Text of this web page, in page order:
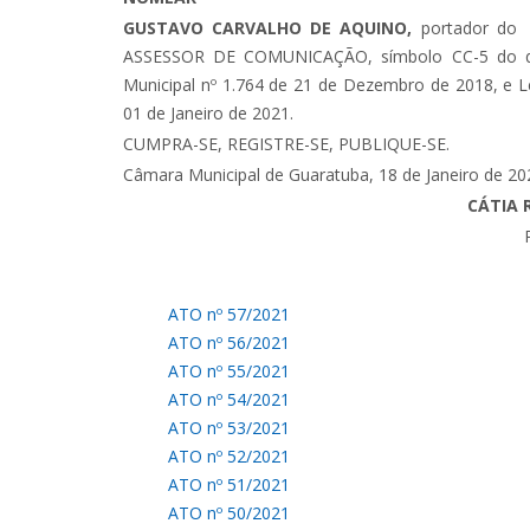
GUSTAVO CARVALHO DE AQUINO, portador do
ASSESSOR DE COMUNICAÇÃO, símbolo CC-5
Municipal nº 1.764 de 21 de Dezembro de 2018,
01 de Janeiro de 2021.
CUMPRA-SE, REGISTRE-SE, PUBLIQUE-SE.
Câmara Municipal de Guaratuba, 18 de Janeiro de
CÁTIA
ATO nº 57/2021
ATO nº 56/2021
ATO nº 55/2021
ATO nº 54/2021
ATO nº 53/2021
ATO nº 52/2021
ATO nº 51/2021
ATO nº 50/2021